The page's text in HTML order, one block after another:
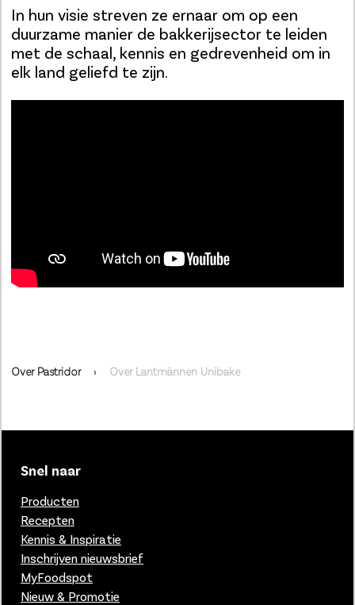
In hun visie streven ze ernaar om op een
duurzame manier de bakkerijsector te leiden
met de schaal, kennis en gedrevenheid om in
elk land geliefd te zijn.
Over Pastridor Over Lantmännen Unibake
Snel naar
Producten
Recepten
Kennis & Inspiratie
Inschrijven nieuwsbrief
MyFoodspot
Nieuw & Promotie